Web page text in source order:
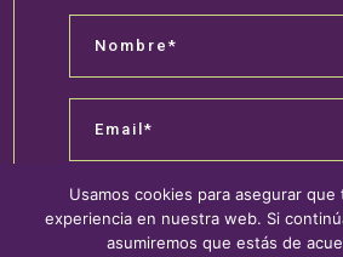
ACEPTO LA POLÍTICA DE
Usamos cookies para asegurar que
experiencia en nuestra web. Si
asumiremos que estás de